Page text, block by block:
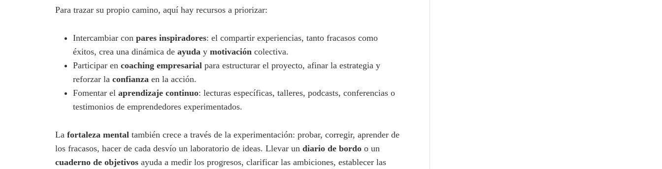
Para trazar su propio camino, aquí hay recursos a priorizar:
Intercambiar con pares inspiradores: el compartir experiencias, tanto fracasos como
éxitos, crea una dinámica de ayuda y motivación colectiva.
Participar en coaching empresarial para estructurar el proyecto, afinar la estrategia y
reforzar la confianza en la acción.
Fomentar el aprendizaje continuo: lecturas específicas, talleres, podcasts, conferencias o
testimonios de emprendedores experimentados.
La fortaleza mental también crece a través de la experimentación: probar, corregir, aprender de
los fracasos, hacer de cada desvío un laboratorio de ideas. Llevar un diario de bordo o un
cuaderno de objetivos ayuda a medir los progresos, clarificar las ambiciones, establecer las